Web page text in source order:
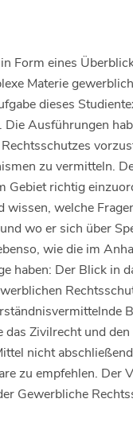
Form eines
Materie
dieses
Ausführungen
zu vermitteln.
Gebiet richtig
welche
wo er sich über
wie die im
haben: Der Blick in
Zivilrecht und
nicht
zu empfehlen. Der
Gewerbliche